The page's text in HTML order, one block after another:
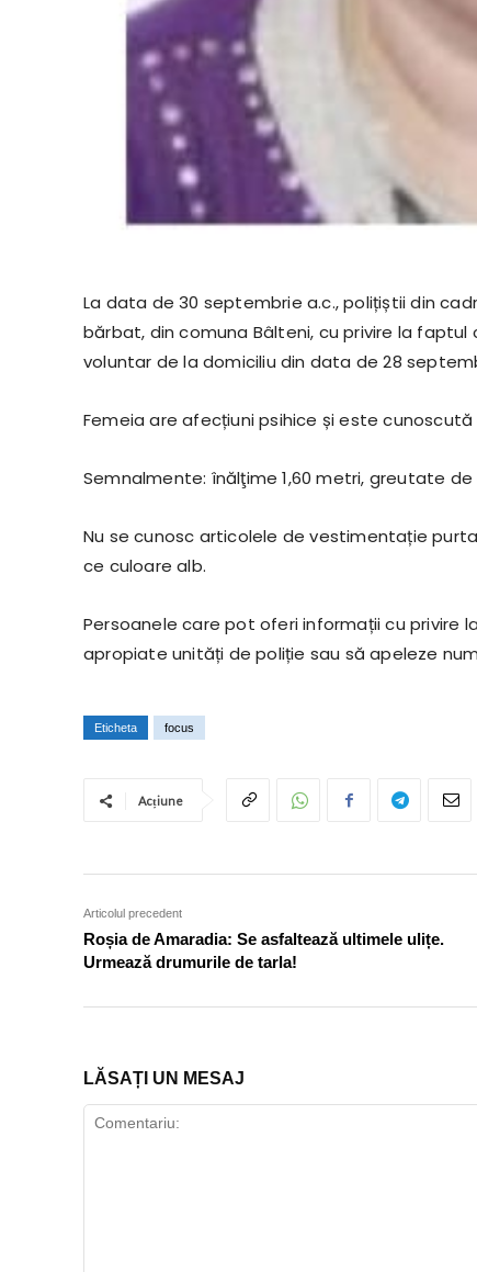
La data de 30 septembrie a.c., polițiștii din
bărbat, din comuna Bâlteni, cu privire la
voluntar de la domiciliu din data de 28
Femeia are afecțiuni psihice și este
Semnalmente: înălţime 1,60 metri, greutate
Nu se cunosc articolele de vestimentație
ce culoare alb.
Persoanele care pot oferi informații cu privire
apropiate unități de poliție sau să apeleze
Eticheta focus
Acțiune
Articolul precedent
Roșia de Amaradia: Se asfaltează ultimele ulițe.
Urmează drumurile de tarla!
LĂSAȚI UN MESAJ